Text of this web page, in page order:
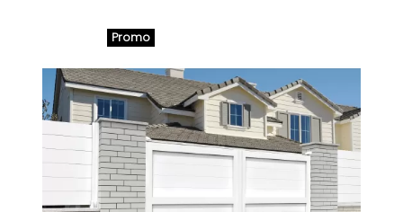
Promo